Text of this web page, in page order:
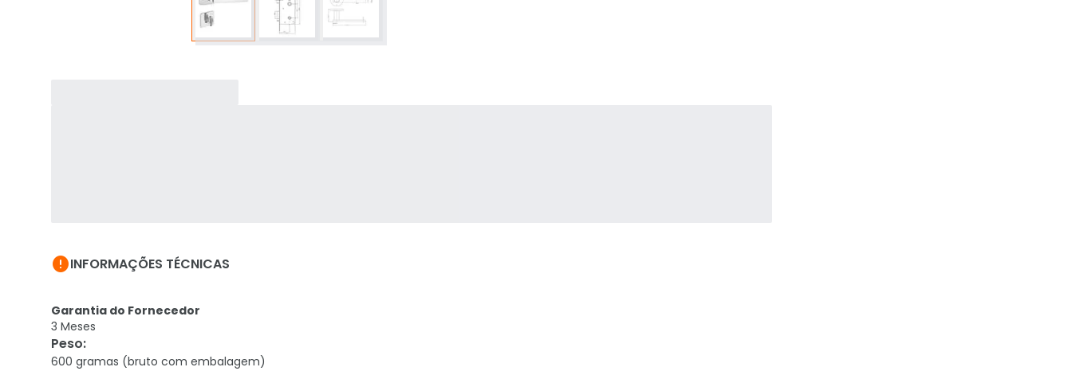
INFORMAÇÕES TÉCNICAS
Garantia do Fornecedor
3 Meses
Peso:
600 gramas (bruto com embalagem)